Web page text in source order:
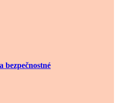
bezpečnostné